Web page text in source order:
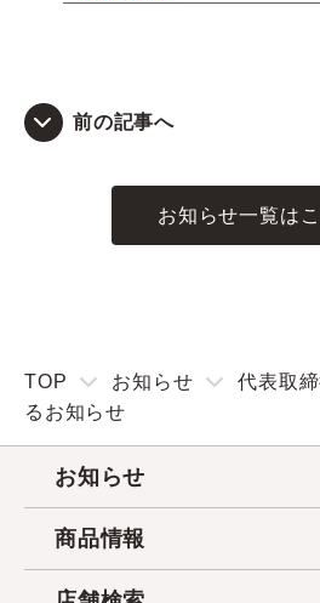
前の記事へ
お知らせ一覧は
TOP お知らせ
代表取
るお知らせ
お知らせ
商品情報